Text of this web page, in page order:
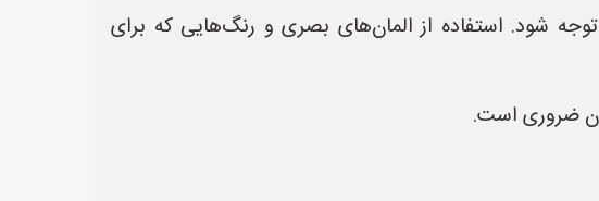
شود. استفاده از المان‌های بصری و رنگ‌هایی که برای
ضروری است.